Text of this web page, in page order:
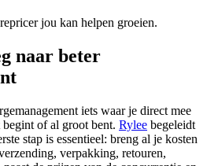
jou kan helpen groeien.
naar beter
iets waar je direct mee
of al groot bent. Rylee begeleidt
stap is essentieel: breng al je kosten
verpakking, retouren,